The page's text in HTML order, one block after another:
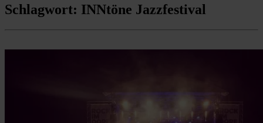
Schlagwort: INNtöne Jazzfestival